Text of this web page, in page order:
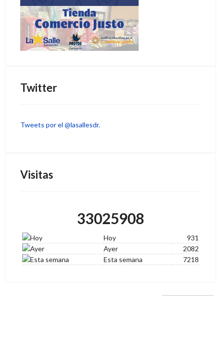
Twitter
Tweets por el @lasallesdr.
Visitas
33025908
Hoy
931
Ayer
2082
Esta semana
7218